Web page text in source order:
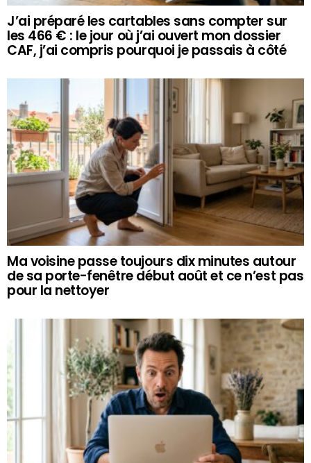
J’ai préparé les cartables sans compter sur
les 466 € : le jour où j’ai ouvert mon dossier
CAF, j’ai compris pourquoi je passais à côté
Ma voisine passe toujours dix minutes autour
de sa porte-fenêtre début août et ce n’est pas
pour la nettoyer